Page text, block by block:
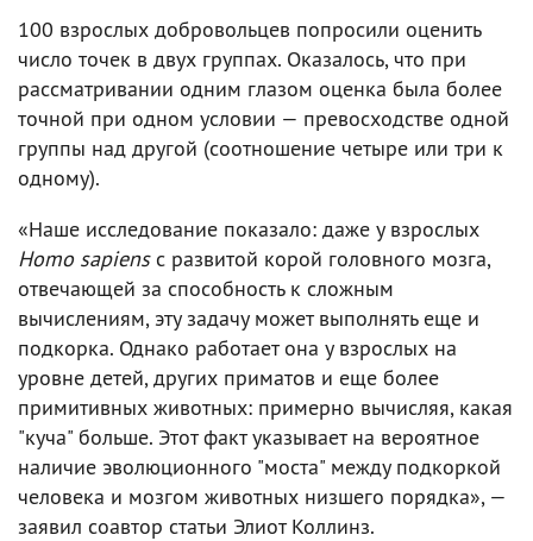
100 взрослых добровольцев попросили оценить
число точек в двух группах. Оказалось, что при
рассматривании одним глазом оценка была более
точной при одном условии — превосходстве одной
группы над другой (соотношение четыре или три к
одному).
«Наше исследование показало: даже у взрослых
Homo sapiensс развитой корой головного мозга,
отвечающей за способность к сложным
вычислениям, эту задачу может выполнять еще и
подкорка. Однако работает она у взрослых на
уровне детей, других приматов и еще более
примитивных животных: примерно вычисляя, какая
"куча" больше. Этот факт указывает на вероятное
наличие эволюционного "моста" между подкоркой
человека и мозгом животных низшего порядка», —
заявил соавтор статьи Элиот Коллинз.